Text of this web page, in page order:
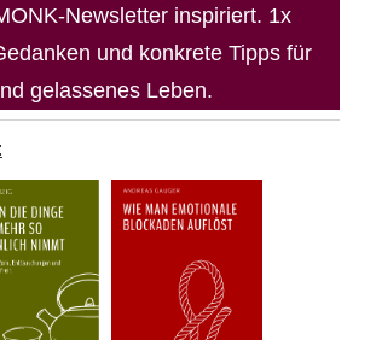
Newsletter inspiriert. 1x
und konkrete Tipps für
gelassenes Leben.